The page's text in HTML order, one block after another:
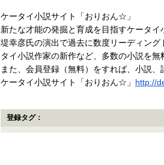
ケータイ小説サイト「おりおん☆」
新たな才能の発掘と育成を目指すケータイ
堤幸彦氏の演出で過去に数度リーディン
タイ小説作家の新作など、多数の小説を無
また、会員登録（無料）をすれば、小説、
ケータイ小説サイト「おりおん☆」 http://
登録タグ：